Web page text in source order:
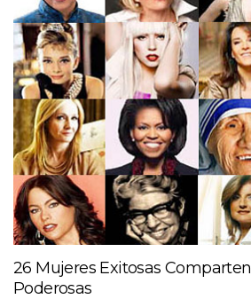
26 Mujeres Exitosas
Poderosas